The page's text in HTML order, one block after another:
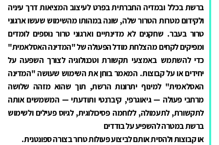
ברשת בכלל ובמדיה החברתית בפרט לעיצוב המציאות דרך עיניה
ולקידום מטרות הטרור שלה, שונה במהותו מהשימוש שעשו ארגוני
טרור בעבר. שחקנים לא מדינתיים וארגוני טרור נוספים לומדים
ומפיקים לקחים מהצלחת מודל הפעולה של "המדינה האסלאמית"
כדי להשתמש באמצעי תקשורת וטכנולוגיה לצורך השפעה על
יחידים או על קבוצות. המאמר בוחן את השימוש שעושה "המדינה
האסלאמית" למינוף יתרונות הרשת, תוך שהוא מזהה שלושה
מרחבי פעולה — גיאוגרפי, קיברנטי ותודעתי — המשמשים אותה
לתקשורת, לתעמולה, ללוחמה פסיכולוגית, לגיוס פעילים ולשימוש
ברשת במטרה להשפיע על בודדים
או קבוצות ולהסית אותם לביצוע פעולות טרור בצורה ספונטנית.